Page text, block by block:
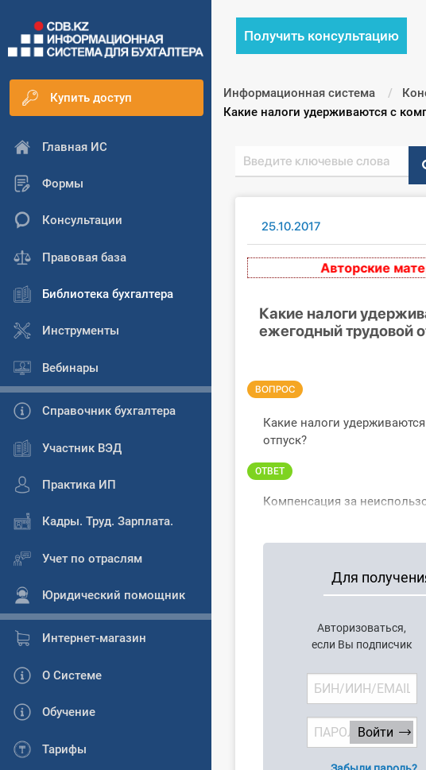
Купить доступ
Главная ИС
Формы
Консультации
Правовая база
Библиотека бухгалтера
Инструменты
Вебинары
Справочник бухгалтера
Участник ВЭД
Практика ИП
Кадры. Труд. Зарплата.
Учет по отраслям
Юридический помощник
Интернет-магазин
О Системе
Обучение
Тарифы
Получить консультацию
Информационная система
Текущий:
Какие налоги удерживаются с
25.10.2017
Авторские
Какие налоги
ежегодный трудовой
ВОПРОС
Какие налоги
отпуск?
ОТВЕТ
Компенсация за
Для
Авторизоваться,
если Вы подписчик